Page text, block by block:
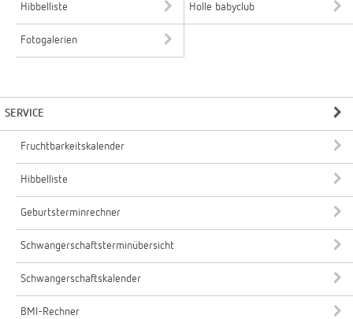
Hibbelliste Holle babyclub
Fotogalerien
SERVICE
Fruchtbarkeitskalender
Hibbelliste
Geburtsterminrechner
Schwangerschaftsterminübersicht
Schwangerschaftskalender
BMI-Rechner